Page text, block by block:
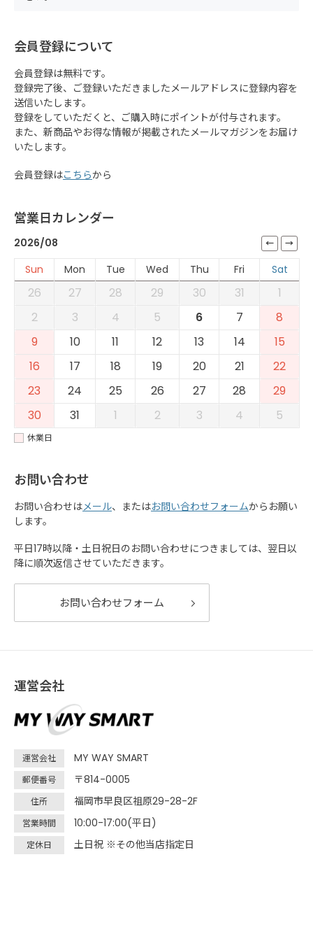
会員登録について
会員登録は無料です。
登録完了後、ご登録いただきましたメールアドレスに登録内容を
送信いたします。
登録をしていただくと、ご購入時にポイントが付与されます。
また、新商品やお得な情報が掲載されたメールマガジンをお届け
いたします。
会員登録はこちらから
営業日カレンダー
2026/08
Sun
Mon Tue Wed Thu Fri Sat
26 27 28 29 30 31
1
2
3 4 5 6 7
8
9
10 11 12 13 14
15
16
17 18 19 20 21
22
23
24 25 26 27 28
29
30
31 1 2 3 4 5
休業日
お問い合わせ
お問い合わせはメール、またはお問い合わせフォームからお願い
します。
平日17時以降・土日祝日のお問い合わせにつきましては、翌日以
降に順次返信させていただきます。
お問い合わせフォーム
運営会社
運営会社 MY WAY SMART
郵便番号 〒814-0005
住所 福岡市早良区祖原29-28-2F
営業時間 10:00-17:00(平日)
定休日 土日祝 ※その他当店指定日